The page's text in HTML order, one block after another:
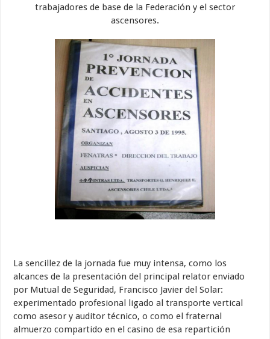
trabajadores de base de la Federación y el sector
ascensores.
La sencillez de la jornada fue muy intensa, como los
alcances de la presentación del principal relator enviado
por Mutual de Seguridad, Francisco Javier del Solar:
experimentado profesional ligado al transporte vertical
como asesor y auditor técnico, o como el fraternal
almuerzo compartido en el casino de esa repartición